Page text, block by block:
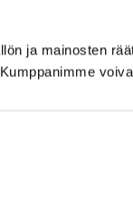
ja mainosten